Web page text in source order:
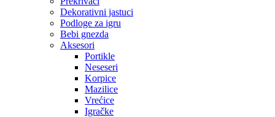
Dekorativni jastuci
Podloge za igru
Bebi gnezda
Aksesori
Portikle
Neseseri
Korpice
Mazilice
Vrećice
Igračke